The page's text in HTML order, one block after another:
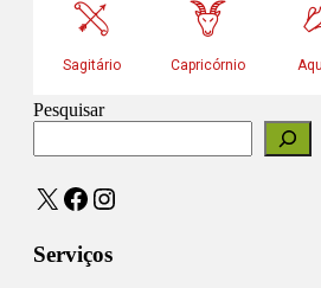
Pesquisar
X Facebook
Instagram
Serviços